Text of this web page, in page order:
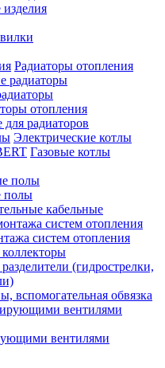
Радиаторы отопления
радиаторы
отопления
радиаторов
Электрические котлы
Газовые котлы
полы
полы
кабельные
систем отопления
(гидрострелки,
вспомогательная обвязка
вентилями